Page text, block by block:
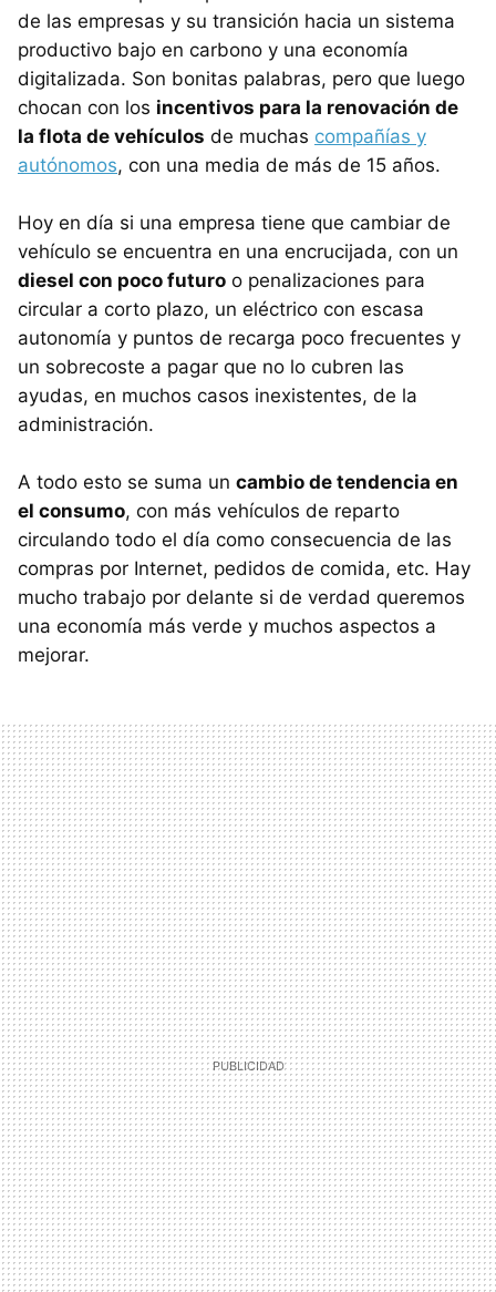
de las empresas y su transición hacia un sistema
productivo bajo en carbono y una economía
digitalizada. Son bonitas palabras, pero que luego
chocan con los incentivos para la renovación de
la flota de vehículos de muchas compañías y
autónomos, con una media de más de 15 años.
Hoy en día si una empresa tiene que cambiar de
vehículo se encuentra en una encrucijada, con un
diesel con poco futuro o penalizaciones para
circular a corto plazo, un eléctrico con escasa
autonomía y puntos de recarga poco frecuentes y
un sobrecoste a pagar que no lo cubren las
ayudas, en muchos casos inexistentes, de la
administración.
A todo esto se suma un cambio de tendencia en
el consumo, con más vehículos de reparto
circulando todo el día como consecuencia de las
compras por Internet, pedidos de comida, etc. Hay
mucho trabajo por delante si de verdad queremos
una economía más verde y muchos aspectos a
mejorar.